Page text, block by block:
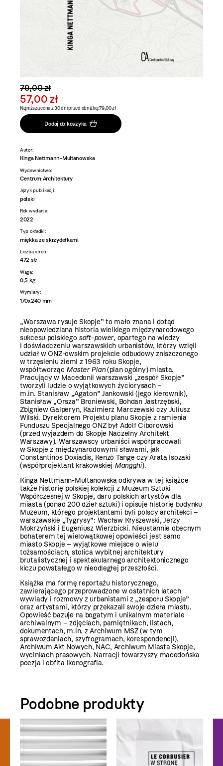
79,00 zł
57,00 zł
Najniższa cena z 30 dni przed obniżką: 79,00 zł
Dodaj do koszyka
Autor:
Kinga Nettmann-Multanowska
Wydawnictwo:
Centrum Architektury
Język publikacji:
polski
Rok wydania:
2022
Typ okładki:
miękka ze skrzydełkami
Liczba stron:
472 str
Waga:
0,5 kg
Wymiary:
170x240 mm
„Warszawa rysuje Skopje” to mało znana i dotąd
nieopowiedziana historia wielkiego międzynarodowego
sukcesu polskiego soft-power, opartego na wiedzy
i doświadczeniu warszawskich urbanistów, którzy wzięli
udział w ONZ-owskim projekcie odbudowy zniszczonego
w trzęsieniu ziemi z 1963 roku Skopje,
współtworząc Master Plan(plan ogólny) miasta.
Pracujący w Macedonii warszawski „zespół Skopje”
tworzyli ludzie o wyjątkowych życiorysach –
m.in. Stanisław „Agaton” Jankowski (jego kierownik),
Stanisław „Orsza” Broniewski, Bohdan Jastrzębski,
Zbigniew Galperyn, Kazimierz Marczewski czy Juliusz
Wilski. Dyrektorem Projektu planu Skopje z ramienia
Funduszu Specjalnego ONZ był Adolf Ciborowski
(przed wyjazdem do Skopje Naczelny Architekt
Warszawy). Warszawscy urbaniści współpracowali
w Skopje z międzynarodowymi sławami, jak
Constantinos Doxiadis, Kenzō Tange czy Arata Isozaki
(współprojektant krakowskiej Mangghi).
Kinga Nettmann-Multanowska odkrywa w tej książce
także historię polskiej kolekcji z Muzeum Sztuki
Współczesnej w Skopje, daru polskich artystów dla
miasta (ponad 200 dzieł sztuki) i opisuje historię budynku
Muzeum, którego projektantami byli polscy architekci –
warszawskie „Tygrysy”: Wacław Kłyszewski, Jerzy
Mokrzyński i Eugeniusz Wierzbicki. Nieustannie obecnym
bohaterem tej wielowątkowej opowieści jest samo
miasto Skopje – wyjątkowe miejsce o wielu
tożsamościach, stolica wybitnej architektury
brutalistycznej i spektakularnego architektonicznego
kiczu powstałego w nieodległej przeszłości.
Książka ma formę reportażu historycznego,
zawierającego przeprowadzone w ostatnich latach
wywiady i rozmowy z urbanistami z „zespołu Skopje”
oraz artystami, którzy przekazali swoje dzieła miastu.
Opowieść bazuje na bogatym i unikalnym materiale
archiwalnym – zdjęciach, pamiętnikach, listach,
dokumentach, m.in. z Archiwum MSZ (w tym
sprawozdaniach, szyfrogramach, korespondencji),
Archiwum Akt Nowych, NAC, Archiwum Miasta Skopje,
wycinkach prasowych. Narracji towarzyszy macedońska
poezja i obfita ikonografia.
Podobne produkty